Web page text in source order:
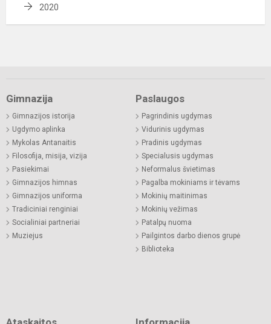
2020
Gimnazija
Gimnazijos istorija
Ugdymo aplinka
Mykolas Antanaitis
Filosofija, misija, vizija
Pasiekimai
Gimnazijos himnas
Gimnazijos uniforma
Tradiciniai renginiai
Socialiniai partneriai
Muziejus
Paslaugos
Pagrindinis ugdymas
Vidurinis ugdymas
Pradinis ugdymas
Specialusis ugdymas
Neformalus švietimas
Pagalba mokiniams ir tėvams
Mokinių maitinimas
Mokinių vežimas
Patalpų nuoma
Pailgintos darbo dienos grupė
Biblioteka